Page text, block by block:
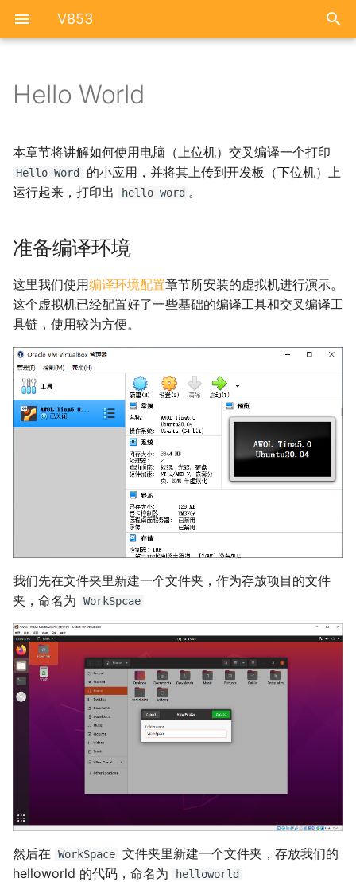
V853
V853开发板
开发板用户指南
开发板原理图
准备编译环境
编写 HelloWorld 代码
交叉编译
Tina系统配置
Tina 应用打包、配置
Tina Linux 启动优化
GPADC
Wi-Fi
Camera
Tina Linux 与 LVGL
LVGL 开发实战
LVGL NES 模拟器
Hello World
本章节将讲解如何使用电脑（上位机）交叉编译一个打印
Hello Word
的小应用，并将其上传到开发板（下位机）上
运行起来，打印出
hello word 。
准备编译环境
这里我们使用编译环境配置章节所安装的虚拟机进行演示。
这个虚拟机已经配置好了一些基础的编译工具和交叉编译工
具链，使用较为方便。
我们先在文件夹里新建一个文件夹，作为存放项目的文件
夹，命名为
WorkSpcae
然后在 WorkSpace 文件夹里新建一个文件夹，存放我们的
helloworld 的代码，命名为
helloworld